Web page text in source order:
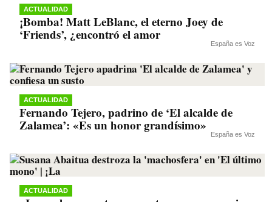
ACTUALIDAD
¡Bomba! Matt LeBlanc, el eterno Joey de
‘Friends’, ¿encontró el amor
España es Voz
ACTUALIDAD
Fernando Tejero, padrino de ‘El alcalde de
Zalamea’: «Es un honor grandísimo»
España es Voz
ACTUALIDAD